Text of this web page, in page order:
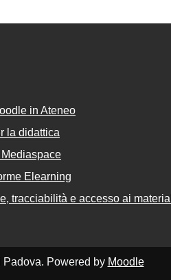
in Ateneo
la didattica
Elearning
tracciabilità e accesso ai
Powered by Moodle